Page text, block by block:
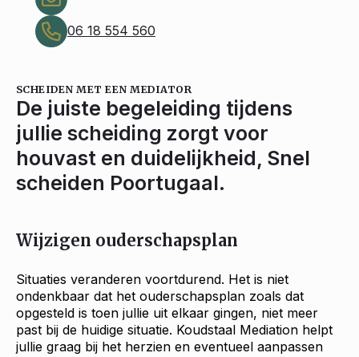
06 18 554 560
SCHEIDEN MET EEN MEDIATOR
De juiste begeleiding tijdens
jullie scheiding zorgt voor
houvast en duidelijkheid, Snel
scheiden Poortugaal.
Wijzigen ouderschapsplan
Situaties veranderen voortdurend. Het is niet
ondenkbaar dat het ouderschapsplan zoals dat
opgesteld is toen jullie uit elkaar gingen, niet meer
past bij de huidige situatie. Koudstaal Mediation helpt
jullie graag bij het herzien en eventueel aanpassen